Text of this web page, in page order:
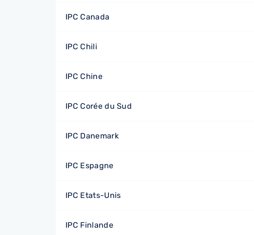
IPC Canada
IPC Chili
IPC Chine
IPC Corée du Sud
IPC Danemark
IPC Espagne
IPC Etats-Unis
IPC Finlande